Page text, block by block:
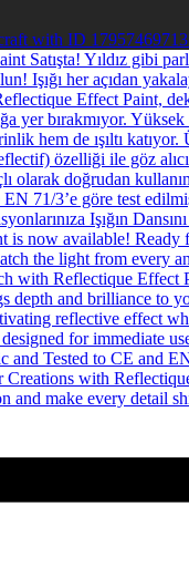
with ID